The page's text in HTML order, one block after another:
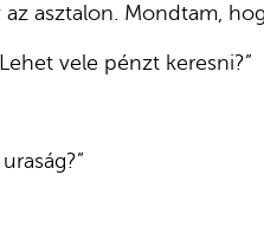
asztalon. Mondtam,
vele pénzt keresni?”